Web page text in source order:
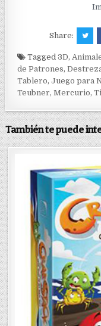
Share:
Tagged3D,
de Patrones,
Tablero,Juego para
Teubner,Mercurio,
También te puede